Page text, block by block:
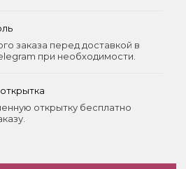
заказа перед доставкой в
при необходимости.
открытку бесплатно